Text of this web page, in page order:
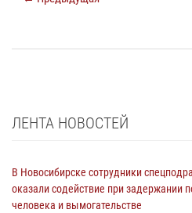
ЛЕНТА НОВОСТЕЙ
В Новосибирске сотрудники
оказали содействие при задержании
человека и вымогательстве